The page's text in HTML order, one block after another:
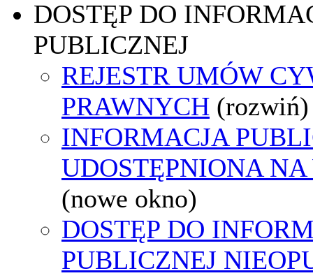
DOSTĘP DO
PUBLICZNEJ
REJESTR UMÓW
PRAWNYCH (rozwiń)
INFORMACJA
UDOSTĘPNIONA
(nowe okno)
DOSTĘP DO
PUBLICZNEJ